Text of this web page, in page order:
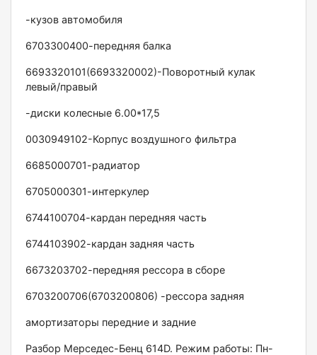
-кузов автомобиля
6703300400-передняя балка
6693320101(6693320002)-Поворотный кулак
левый/правый
-диски колесные 6.00*17,5
0030949102-Корпус воздушного фильтра
6685000701-радиатор
6705000301-интеркулер
6744100704-кардан передняя часть
6744103902-кардан задняя часть
6673203702-передняя рессора в сборе
6703200706(6703200806) -рессора задняя
амортизаторы передние и задние
Разбор Мерседес-Бенц 614D. Режим работы: Пн-